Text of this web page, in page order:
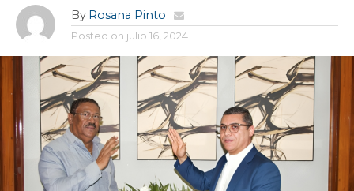
By Rosana Pinto
Posted on julio 16, 2024